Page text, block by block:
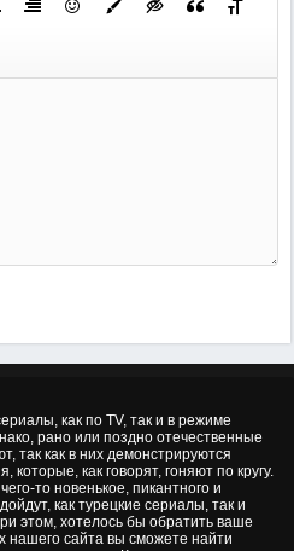
как по TV, так и в режиме
рано или поздно отечественные
так как в них демонстрируются
которые, как говорят, гоняют по кругу.
то новенькое, пикантного и
как турецкие сериалы, так и
этом, хотелось бы обратить ваше
нашего сайта вы сможете найти